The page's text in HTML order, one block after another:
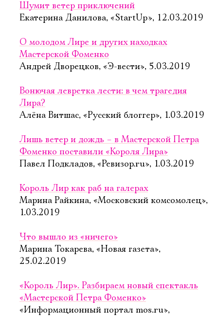
Шумит ветер приключений
Екатерина Данилова, «StartUp», 12.03.2019
О молодом Лире и других находках
Мастерской Фоменко
Андрей Дворецков, «Э-вести», 5.03.2019
Вонючая левретка лести: в чем трагедия
Лира?
Алёна Витшас, «Русский блоггер», 1.03.2019
Лишь ветер и дождь – в Мастерской Петра
Фоменко поставили «Короля Лира»
Павел Подкладов, «Ревизор.ru», 1.03.2019
Король Лир как раб на галерах
Марина Райкина, «Московский комсомолец»,
1.03.2019
Что вышло из «ничего»
Марина Токарева, «Новая газета»,
25.02.2019
«Король Лир». Разбираем новый спектакль
«Мастерской Петра Фоменко»
«Информационный портал mos.ru»,